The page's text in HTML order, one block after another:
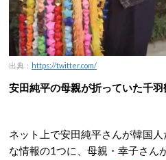
出典： https://twitter.com/
安田純平の母親が折っていた千
ネット上で安田純平さんが韓国
な情報の1つに、母親・幸子さん